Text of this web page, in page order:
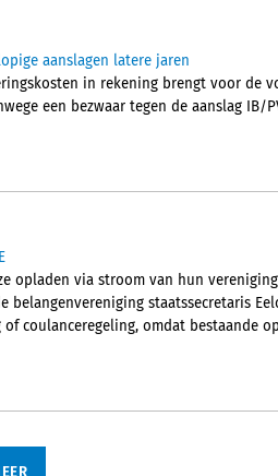
aanslagen latere jaren
in rekening brengt voor de
een bezwaar tegen de aanslag IB/
opladen via stroom van hun
staatssecretaris
coulanceregeling, omdat bestaande